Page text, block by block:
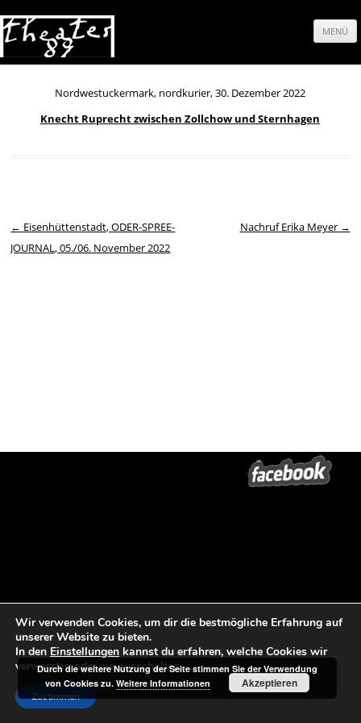
MENÜ
Springe
Nordwestuckermark, nordkurier, 30. Dezember 2022
Knecht Ruprecht zwischen Zollchow und Sternhagen
Beitrags-Navigation
← Eisenhüttenstadt, ODER-SPREE-
JOURNAL, 05./06. November 2022
Nachruf Erika Meyer →
Wir verwenden Cookies, um dir die bestmögliche Erfahrung auf
unserer Website zu bieten.
In den Einstellungen kannst du erfahren, welche Cookies wir
verwenden oder sie ausschalten.
Zustimmen
Durch die weitere Nutzung der Seite stimmen Sie der Verwendung
von Cookies zu.Weitere Informationen Akzeptieren